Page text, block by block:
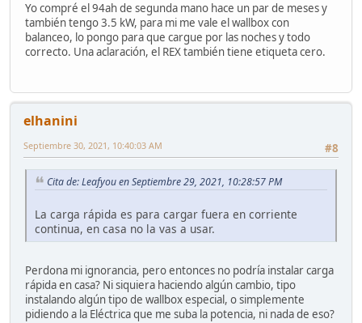
Yo compré el 94ah de segunda mano hace un par de meses y
también tengo 3.5 kW, para mi me vale el wallbox con
balanceo, lo pongo para que cargue por las noches y todo
correcto. Una aclaración, el REX también tiene etiqueta cero.
elhanini
#8
Septiembre 30, 2021, 10:40:03 AM
Cita de: Leafyou en Septiembre 29, 2021, 10:28:57 PM
La carga rápida es para cargar fuera en corriente
continua, en casa no la vas a usar.
Perdona mi ignorancia, pero entonces no podría instalar carga
rápida en casa? Ni siquiera haciendo algún cambio, tipo
instalando algún tipo de wallbox especial, o simplemente
pidiendo a la Eléctrica que me suba la potencia, ni nada de eso?